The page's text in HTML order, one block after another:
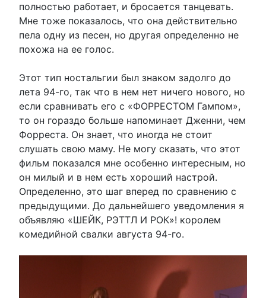
полностью работает, и бросается танцевать.
Мне тоже показалось, что она действительно
пела одну из песен, но другая определенно не
похожа на ее голос.
Этот тип ностальгии был знаком задолго до
лета 94-го, так что в нем нет ничего нового, но
если сравнивать его с «ФОРРЕСТОМ Гампом»,
то он гораздо больше напоминает Дженни, чем
Форреста. Он знает, что иногда не стоит
слушать свою маму. Не могу сказать, что этот
фильм показался мне особенно интересным, но
он милый и в нем есть хороший настрой.
Определенно, это шаг вперед по сравнению с
предыдущими. До дальнейшего уведомления я
объявляю «ШЕЙК, РЭТТЛ И РОК»! королем
комедийной свалки августа 94-го.